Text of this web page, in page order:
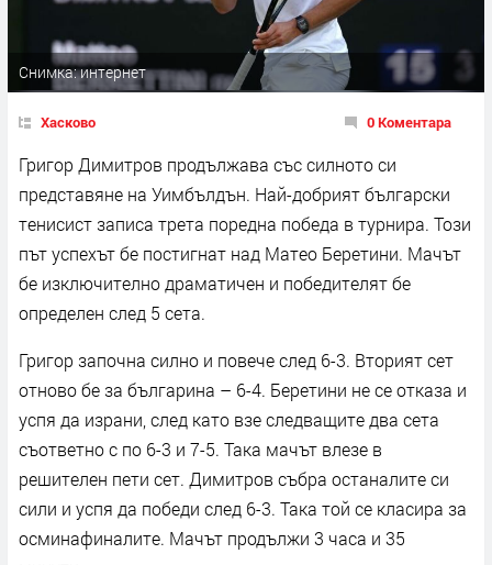
Снимка: интернет
Хасково 0 Коментара
Григор Димитров продължава със силното си
представяне на Уимбълдън. Най-добрият български
тенисист записа трета поредна победа в турнира. Този
път успехът бе постигнат над Матео Беретини. Мачът
бе изключително драматичен и победителят бе
определен след 5 сета.
Григор започна силно и повече след 6-3. Вторият сет
отново бе за българина – 6-4. Беретини не се отказа и
успя да израни, след като взе следващите два сета
съответно с по 6-3 и 7-5. Така мачът влезе в
решителен пети сет. Димитров събра останалите си
сили и успя да победи след 6-3. Така той се класира за
осминафиналите. Мачът продължи 3 часа и 35